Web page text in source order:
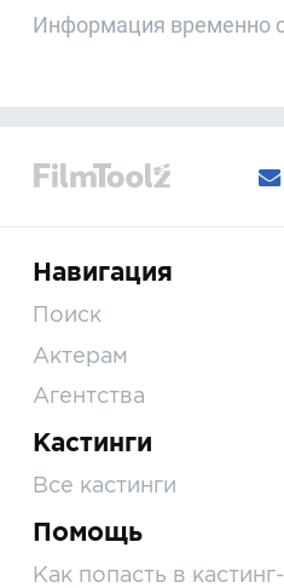
Информация временно
Навигация
Поиск
Актерам
Агентства
Кастинги
Все кастинги
Помощь
Как попасть в